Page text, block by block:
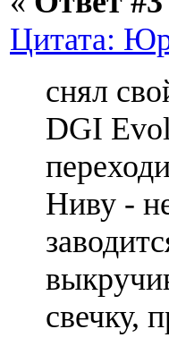
Цитата:
снял
DGI
Ниву -
свечку,